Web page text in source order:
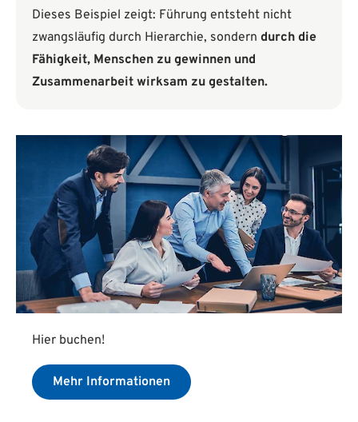
Dieses Beispiel zeigt: Führung entsteht nicht
zwangsläufig durch Hierarchie, sondern durch die
Fähigkeit, Menschen zu gewinnen und
Zusammenarbeit wirksam zu gestalten.
Hier buchen!
Mehr Informationen